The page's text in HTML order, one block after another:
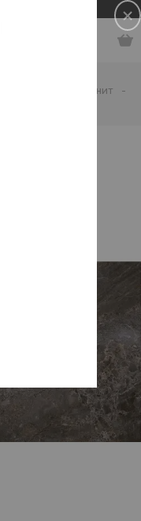
Керамогранит
-